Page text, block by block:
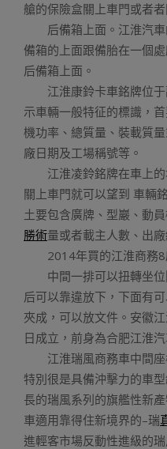
艙的保險盒關上車門或者
后備箱上面。江淮汽車
備箱的上面跟備胎在一個
后備箱上面。
江淮康鈴卡車銘牌位于
示車輛一般特征的標識，
機功率、總質量、裝載質
廠日期及工場稱號等。
江淮凌鈴銘牌在車上的
關上車門就可以望到 車輛
土要包含廣牌、型巖、動
勝術量或者載主人數、出
2014年買的江淮商務8
中間一排可以扭轉坐位
后可以靠違放下，下面有
夾成，可以放文件。安徽
日成立，前身為合肥江淮
江淮瑞風商務車中間座
特別很是具備沖擊力的車
長的瑞風系列的旗艦性新
車適用靠得住新境界的–瑞
進輕客市場反動性進級的瑞